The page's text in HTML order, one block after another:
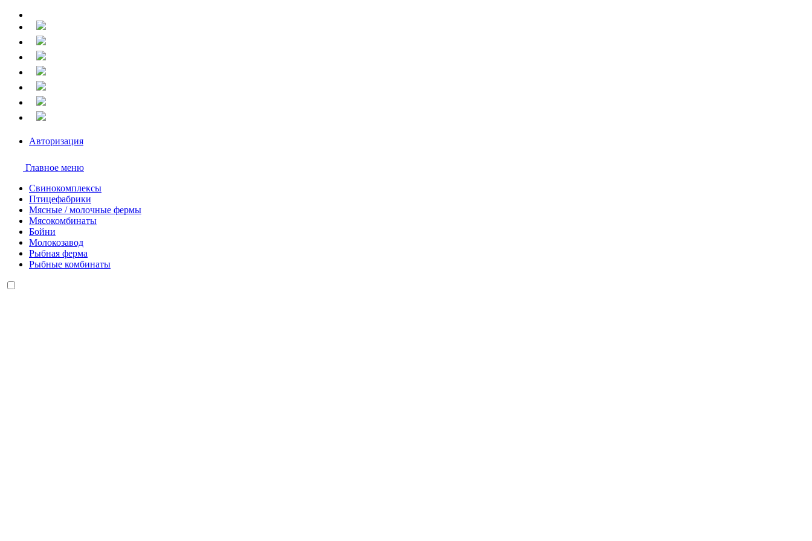
Авторизация
Главное меню
Свинокомплексы
Птицефабрики
Мясные / молочные фермы
Мясокомбинаты
Бойни
Молокозавод
Рыбная ферма
Рыбные комбинаты